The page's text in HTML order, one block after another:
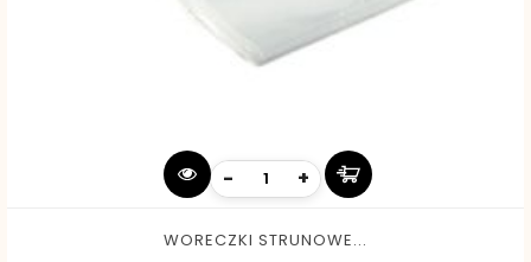
- +
WORECZKI STRUNOWE...